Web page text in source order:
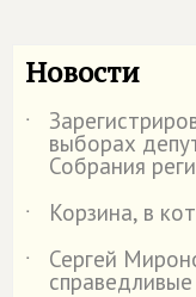
Новости
˙
выборах
Собрания
˙
Корзина, в
˙
Сергей